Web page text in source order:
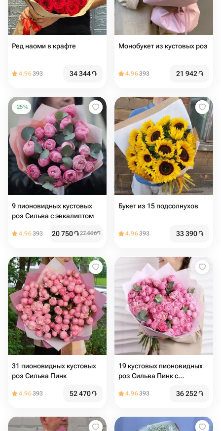
Ред наоми в крафте
4.96393 34 344֏
Монобукет из кустовых роз
4.96393 21 942֏
-25%
9 пионовидных кустовых
роз Сильва с эвкалиптом
4.96393 20 750֏27 666֏
Букет из 15 подсолнухов
4.96393 33 390֏
31 пионовидных кустовых
роз Сильва Пинк
4.96393 52 470֏
19 кустовых пионовидных
роз Сильва Пинк с
4.96393 36 252֏